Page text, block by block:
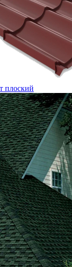
плоский